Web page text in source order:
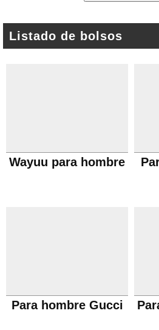
Listado de bolsos
Wayuu para hombre
Para hombre Gucci